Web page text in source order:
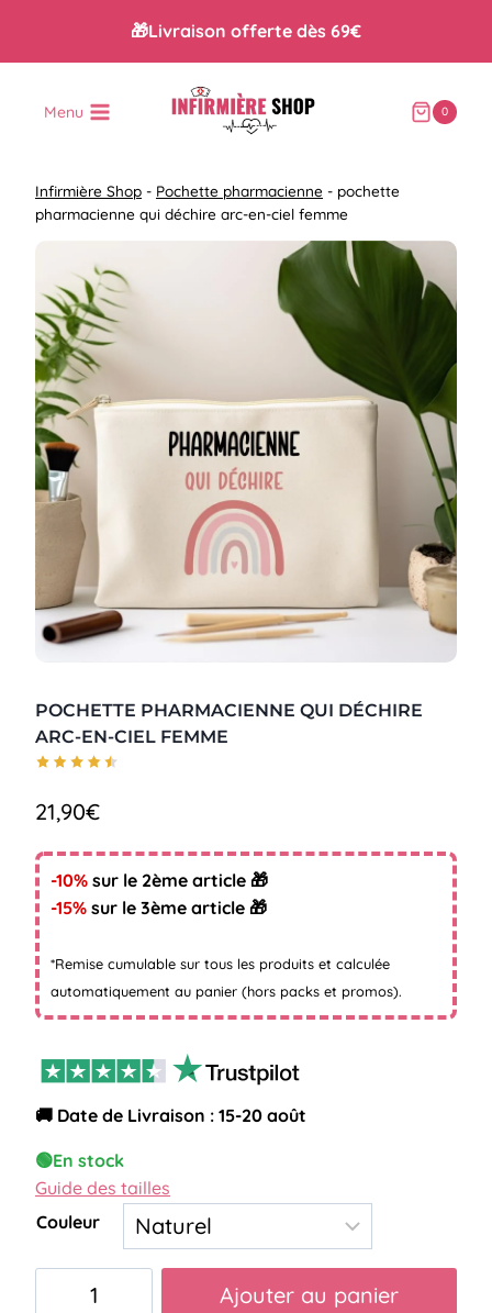
contenu
🎁Livraison offerte dès 69€
Menu 0
Infirmière Shop - Pochette pharmacienne - pochette
pharmacienne qui déchire arc-en-ciel femme
POCHETTE PHARMACIENNE QUI DÉCHIRE
ARC-EN-CIEL FEMME
21,90€
-10% sur le 2ème article 🎁
-15% sur le 3ème article 🎁
*Remise cumulable sur tous les produits et calculée
automatiquement au panier (hors packs et promos).
🚚 Date de Livraison : 15-20 août
🟢En stock
Guide des tailles
Couleur
Ajouter au panier